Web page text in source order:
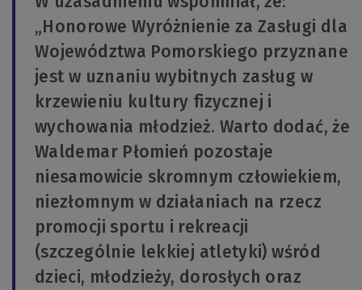
„Honorowe Wyróżnienie za Zasługi dla
Województwa Pomorskiego przyznane
jest w uznaniu wybitnych zasług w
krzewieniu kultury fizycznej i
wychowania młodzież. Warto dodać, że
Waldemar Płomień pozostaje
niesamowicie skromnym człowiekiem,
niezłomnym w działaniach na rzecz
promocji sportu i rekreacji
(szczególnie lekkiej atletyki) wśród
dzieci, młodzieży, dorosłych oraz